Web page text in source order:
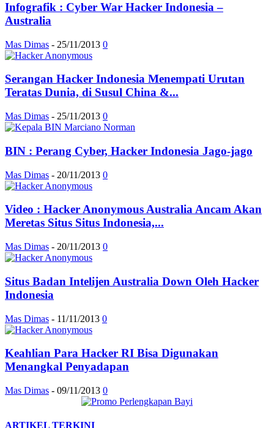
Infografik : Cyber War Hacker Indonesia –
Australia
Mas Dimas - 25/11/2013 0
Serangan Hacker Indonesia Menempati Urutan
Teratas Dunia, di Susul China &...
Mas Dimas - 25/11/2013 0
BIN : Perang Cyber, Hacker Indonesia Jago-jago
Mas Dimas - 20/11/2013 0
Video : Hacker Anonymous Australia Ancam Akan
Meretas Situs Situs Indonesia,...
Mas Dimas - 20/11/2013 0
Situs Badan Intelijen Australia Down Oleh Hacker
Indonesia
Mas Dimas - 11/11/2013 0
Keahlian Para Hacker RI Bisa Digunakan
Menangkal Penyadapan
Mas Dimas - 09/11/2013 0
ARTIKEL TERKINI